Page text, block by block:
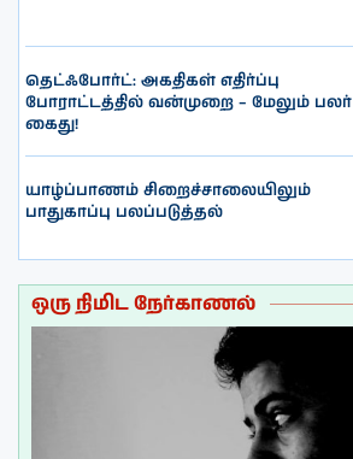
தெட்ஃபோர்ட்: அகதிகள் எதிர்ப்பு
போராட்டத்தில் வன்முறை – மேலும் பலர்
கைது!
யாழ்ப்பாணம் சிறைச்சாலையிலும்
பாதுகாப்பு பலப்படுத்தல்
ஒரு நிமிட நேர்காணல்